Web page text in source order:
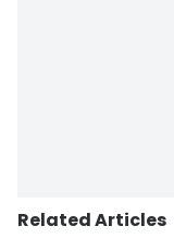
Related Articles